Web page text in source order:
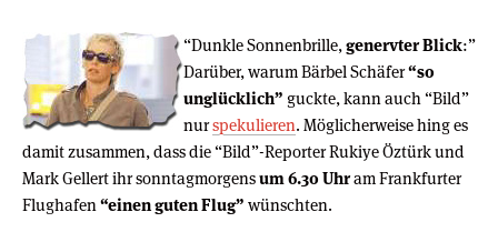
“Dunkle Sonnenbrille, genervter Blick:”
Darüber, warum Bärbel Schäfer“so
unglücklich” guckte, kann auch “Bild”
nurspekulieren. Möglicherweise hing es
damit zusammen, dass die “Bild”-Reporter Rukiye Öztürk und
Mark Gellert ihr sonntagmorgensum 6.30 Uhram Frankfurter
Flughafen “einen guten Flug” wünschten.